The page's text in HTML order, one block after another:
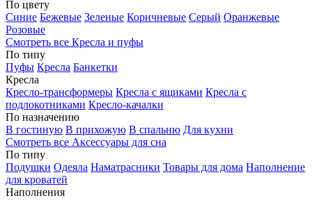
По цвету
Синие Бежевые Зеленые Коричневые Серый Оранжевые
Розовые
Смотреть все Кресла и пуфы
По типу
Пуфы Кресла Банкетки
Кресла
Кресло-трансформеры Кресла с ящиками Кресла с
подлокотниками Кресло-качалки
По назначению
В гостиную В прихожую В спальню Для кухни
Смотреть все Аксессуары для сна
По типу
Подушки Одеяла Наматрасники Товары для дома Наполнение
для кроватей
Наполнения